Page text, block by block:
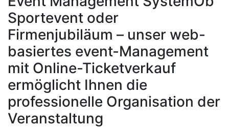
Sportevent oder
Firmenjubiläum – unser web-
basiertes event-Management
mit Online-Ticketverkauf
ermöglicht Ihnen die
professionelle Organisation der
Veranstaltung